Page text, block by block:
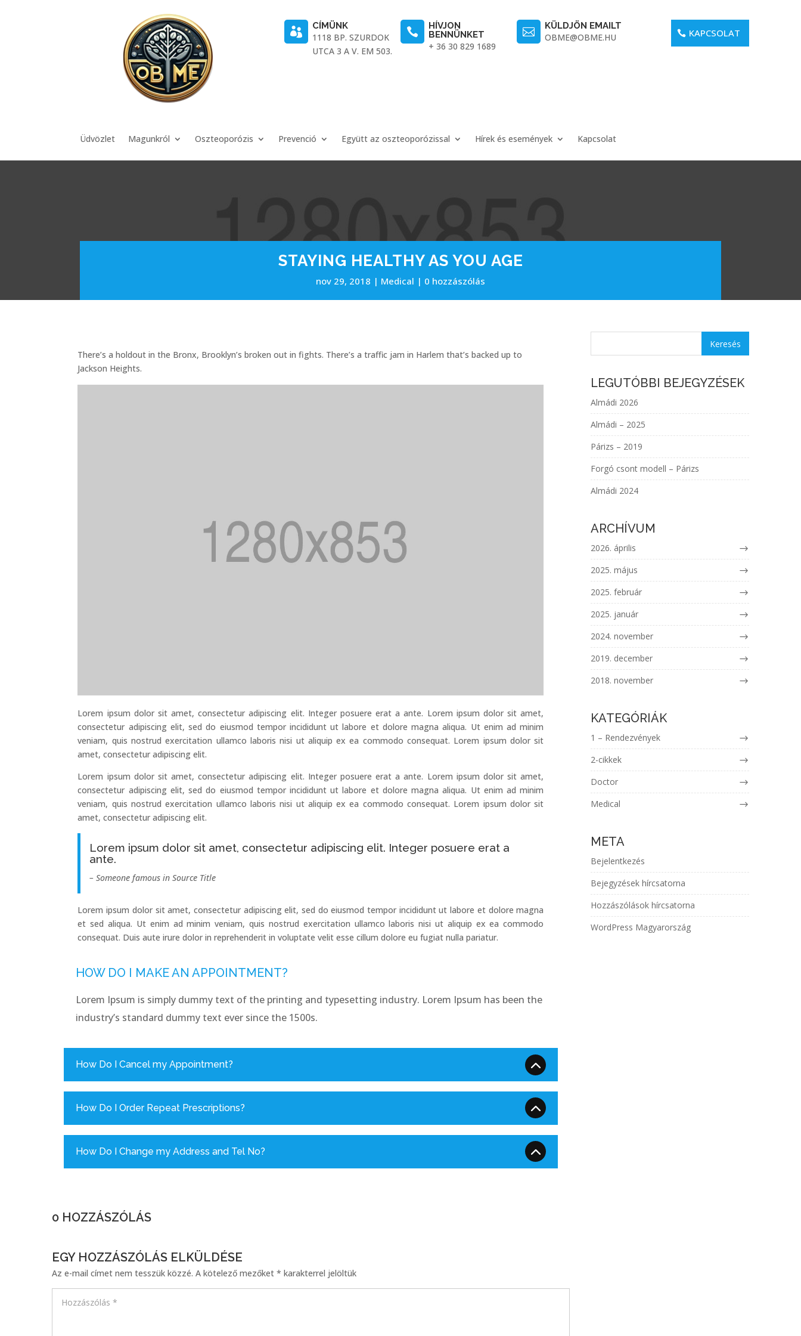
 CÍMÜNK
1118 BP. SZURDOK
UTCA 3 A V. EM 503.

HÍVJON
BENNÜNKET
+ 36 30 829 1689
 KÜLDJÖN EMAILT
OBME@OBME.HU KAPCSOLAT
Üdvözlet Magunkról Oszteoporózis Prevenció Együtt az oszteoporózissal Hírek és események Kapcsolat
STAYING HEALTHY AS YOU AGE
nov 29, 2018 Medical 0 hozzászólás
There’s a holdout in the Bronx, Brooklyn’s broken out in fights. There’s a traffic jam in Harlem that’s backed up to
Jackson Heights.
Lorem ipsum dolor sit amet, consectetur adipiscing elit. Integer posuere erat a ante. Lorem ipsum dolor sit amet,
consectetur adipiscing elit, sed do eiusmod tempor incididunt ut labore et dolore magna aliqua. Ut enim ad minim
veniam, quis nostrud exercitation ullamco laboris nisi ut aliquip ex ea commodo consequat. Lorem ipsum dolor sit
amet, consectetur adipiscing elit.
Lorem ipsum dolor sit amet, consectetur adipiscing elit. Integer posuere erat a ante. Lorem ipsum dolor sit amet,
consectetur adipiscing elit, sed do eiusmod tempor incididunt ut labore et dolore magna aliqua. Ut enim ad minim
veniam, quis nostrud exercitation ullamco laboris nisi ut aliquip ex ea commodo consequat. Lorem ipsum dolor sit
amet, consectetur adipiscing elit.
Lorem ipsum dolor sit amet, consectetur adipiscing elit. Integer posuere erat a
ante.
– Someone famous in Source Title
Lorem ipsum dolor sit amet, consectetur adipiscing elit, sed do eiusmod tempor incididunt ut labore et dolore magna
et sed aliqua. Ut enim ad minim veniam, quis nostrud exercitation ullamco laboris nisi ut aliquip ex ea commodo
consequat. Duis aute irure dolor in reprehenderit in voluptate velit esse cillum dolore eu fugiat nulla pariatur.
HOW DO I MAKE AN APPOINTMENT?
Lorem Ipsum is simply dummy text of the printing and typesetting industry. Lorem Ipsum has been the
industry’s standard dummy text ever since the 1500s.
How Do I Cancel my Appointment?
How Do I Order Repeat Prescriptions?
How Do I Change my Address and Tel No?
0 HOZZÁSZÓLÁS
EGY HOZZÁSZÓLÁS ELKÜLDÉSE
Az e-mail címet nem tesszük közzé. A kötelező mezőket * karakterrel jelöltük
LEGUTÓBBI BEJEGYZÉSEK
Almádi 2026
Almádi – 2025
Párizs – 2019
Forgó csont modell – Párizs
Almádi 2024
ARCHÍVUM
2026. április
2025. május
2025. február
2025. január
2024. november
2019. december
2018. november
KATEGÓRIÁK
1 – Rendezvények
2-cikkek
Doctor
Medical
META
Bejelentkezés
Bejegyzések hírcsatorna
Hozzászólások hírcsatorna
WordPress Magyarország